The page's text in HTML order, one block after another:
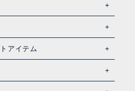
アイテム